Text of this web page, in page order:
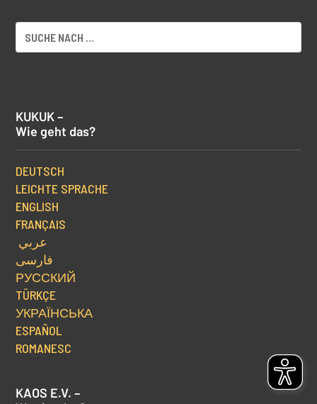
KUKUK –
Wie geht das?
DEUTSCH
LEICHTE SPRACHE
ENGLISH
FRANÇAIS
عربي
فارسی
РУССКИЙ
TÜRKÇE
УКРАЇНСЬКА
ESPAÑOL
ROMANESC
KAOS E.V. –